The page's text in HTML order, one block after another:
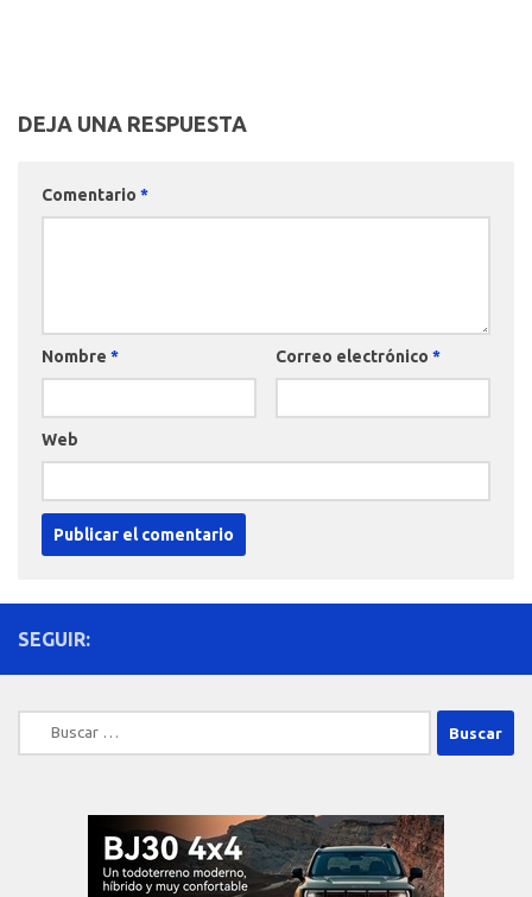
DEJA UNA RESPUESTA
Comentario *
Nombre * Correo electrónico *
Web
SEGUIR:
Buscar: